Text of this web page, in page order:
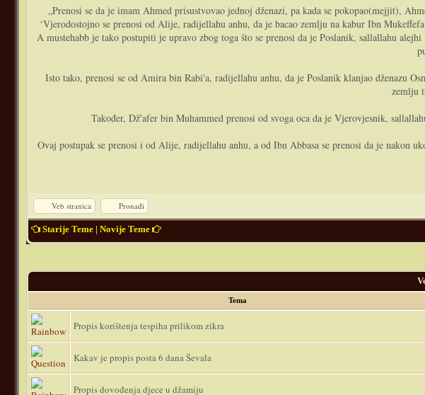
„Prenosi se da je imam Ahmed prisustvovao jednoj dženazi, pa kada se pokopao(mejjit),
‘Vjerodostojno se prenosi od Alije, radijellahu anhu, da je bacao zemlju na kabur Ibn
A mustehabb je tako postupiti je upravo zbog toga što se prenosi da je Poslanik, sallallahu
Isto tako, prenosi se od Amira bin Rabi'a, radijellahu anhu, da je Poslanik klanjao dženazu
zemlju
Također, Dž'afer bin Muhammed prenosi od svoga oca da je Vjerovjesnik,
Ovaj postupak se prenosi i od Alije, radijellahu anhu, a od Ibn Abbasa se prenosi da je nakon
Veb stranica Pronađi
Starije Teme| Novije Teme
Tema
Propis korištenja tespiha prilikom zikra
Kakav je propis posta 6 dana Ševala
Propis dovođenja djece u džamiju